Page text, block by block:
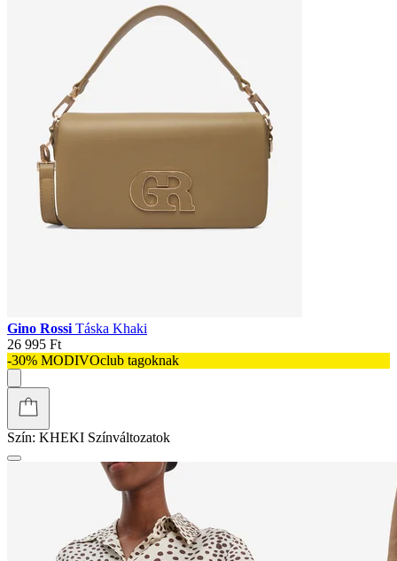
Gino Rossi Táska Khaki
26 995 Ft
-30% MODIVOclub tagoknak
Szín: KHEKI Színváltozatok